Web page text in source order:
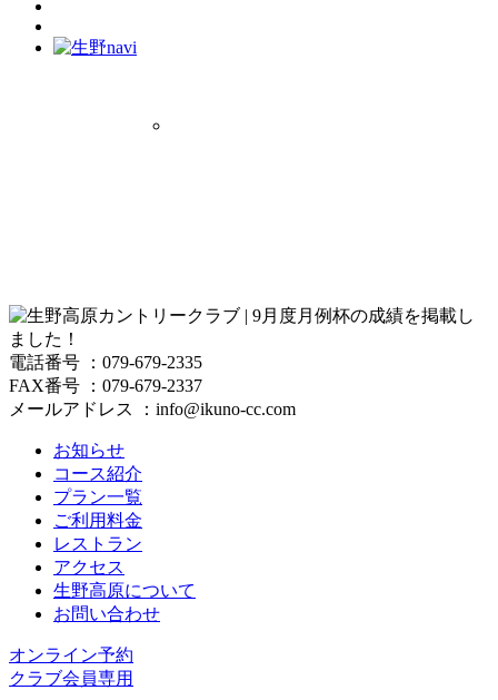
電話番号 ：079-679-2335
FAX番号 ：079-679-2337
メールアドレス ：info@ikuno-cc.com
お知らせ
コース紹介
プラン一覧
ご利用料金
レストラン
アクセス
生野高原について
お問い合わせ
オンライン予約
クラブ会員専用